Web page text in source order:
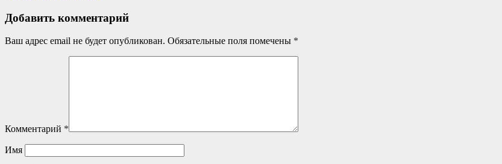
Добавить комментарий
Ваш адрес email не будет опубликован. Обязательные поля помечены *
Комментарий *
Имя